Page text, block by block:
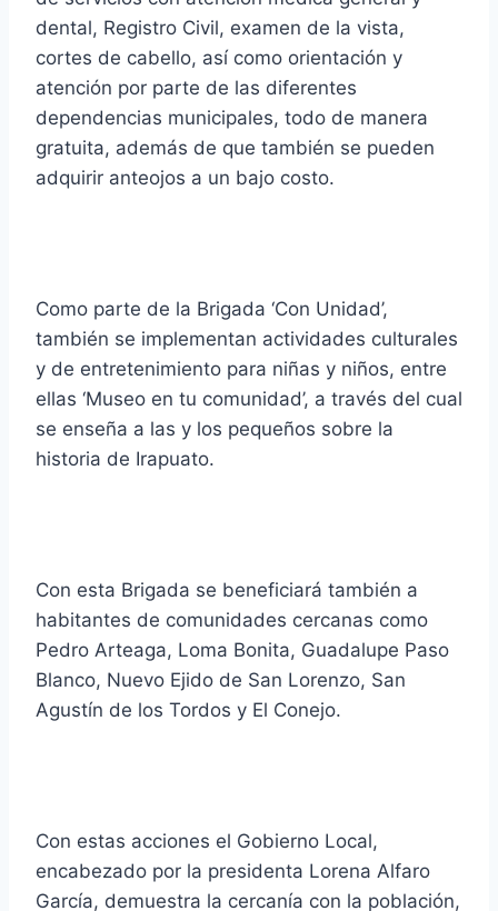
dental, Registro Civil, examen de la vista,
cortes de cabello, así como orientación y
atención por parte de las diferentes
dependencias municipales, todo de manera
gratuita, además de que también se pueden
adquirir anteojos a un bajo costo.
Como parte de la Brigada ‘Con Unidad’,
también se implementan actividades culturales
y de entretenimiento para niñas y niños, entre
ellas ‘Museo en tu comunidad’, a través del cual
se enseña a las y los pequeños sobre la
historia de Irapuato.
Con esta Brigada se beneficiará también a
habitantes de comunidades cercanas como
Pedro Arteaga, Loma Bonita, Guadalupe Paso
Blanco, Nuevo Ejido de San Lorenzo, San
Agustín de los Tordos y El Conejo.
Con estas acciones el Gobierno Local,
encabezado por la presidenta Lorena Alfaro
García, demuestra la cercanía con la población,